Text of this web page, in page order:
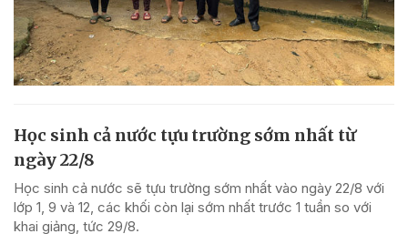
Học sinh cả nước tựu trường sớm nhất từ
ngày 22/8
Học sinh cả nước sẽ tựu trường sớm nhất vào ngày 22/8 với
lớp 1, 9 và 12, các khối còn lại sớm nhất trước 1 tuần so với
khai giảng, tức 29/8.